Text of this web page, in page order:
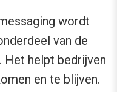
wordt
van de
helpt bedrijven
en te blijven.